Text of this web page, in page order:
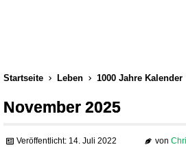
Startseite Leben 1000 Jahre Kalender
November 2025
Veröffentlicht: 14. Juli 2022 von